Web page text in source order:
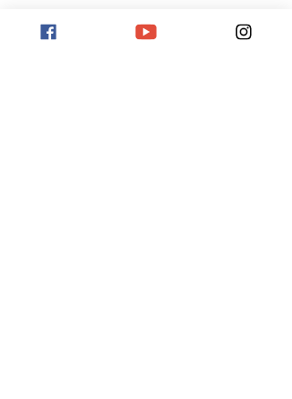
In questo modo, non c’è atto più